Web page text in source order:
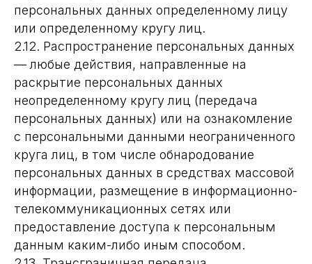
персональных данных определенному лицу
или определенному кругу лиц.
2.12. Распространение персональных данных
— любые действия, направленные на
раскрытие персональных данных
неопределенному кругу лиц (передача
персональных данных) или на ознакомление
с персональными данными неограниченного
круга лиц, в том числе обнародование
персональных данных в средствах массовой
информации, размещение в информационно-
телекоммуникационных сетях или
предоставление доступа к персональным
данным каким-либо иным способом.